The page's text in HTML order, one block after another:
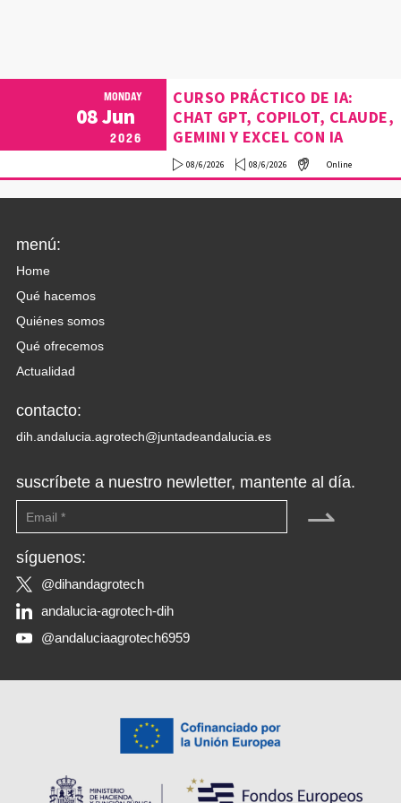
MONDAY
08Jun
2026
CURSO PRÁCTICO DE IA:
CHAT GPT, COPILOT, CLAUDE,
GEMINI Y EXCEL CON IA
08/6/2026 08/6/2026 Online
menú:
Home
Qué hacemos
Quiénes somos
Qué ofrecemos
Actualidad
contacto:
dih.andalucia.agrotech@juntadeandalucia.es
suscríbete a nuestro newletter, mantente al día.
⇀
síguenos:
@dihandagrotech
andalucia-agrotech-dih
@andaluciaagrotech6959